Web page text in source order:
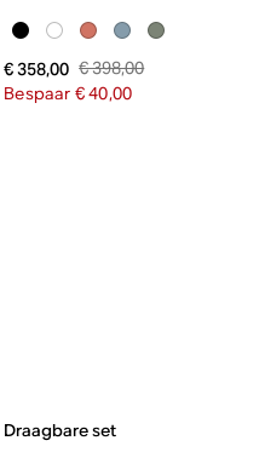
€ 358,00 € 398,00
Bespaar € 40,00
Draagbare set